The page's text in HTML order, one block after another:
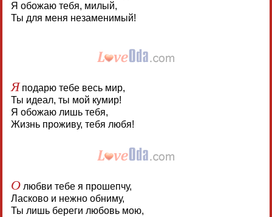
Я обожаю тебя, милый,
Ты для меня незаменимый!
Яподарю тебе весь мир,
Ты идеал, ты мой кумир!
Я обожаю лишь тебя,
Жизнь проживу, тебя любя!
Олюбви тебе я прошепчу,
Ласково и нежно обниму,
Ты лишь береги любовь мою,